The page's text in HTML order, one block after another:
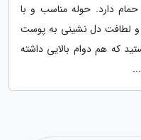
دارد. حوله مناسب و با
و لطافت دل نشینی به پوست
که هم دوام بالایی داشته